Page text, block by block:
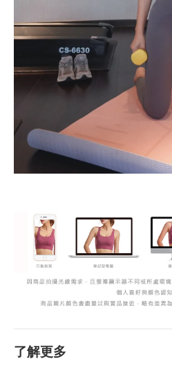
了解更多